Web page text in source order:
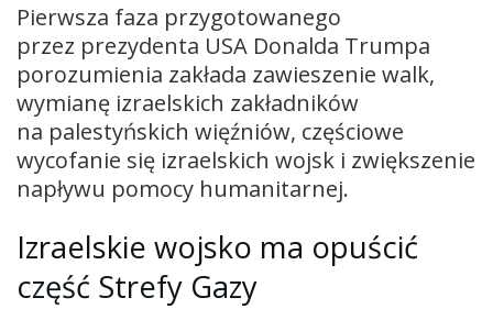
Pierwsza faza przygotowanego
przez prezydenta USA Donalda Trumpa
porozumienia zakłada zawieszenie walk,
wymianę izraelskich zakładników
na palestyńskich więźniów, częściowe
wycofanie się izraelskich wojsk i zwiększenie
napływu pomocy humanitarnej.
Izraelskie wojsko ma opuścić
część Strefy Gazy